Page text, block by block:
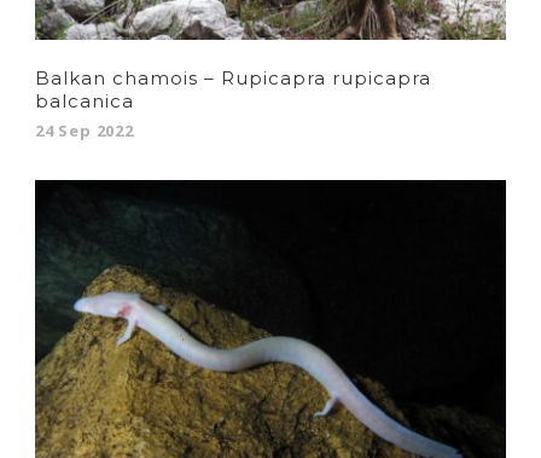
Balkan chamois – Rupicapra rupicapra
balcanica
24 Sep 2022